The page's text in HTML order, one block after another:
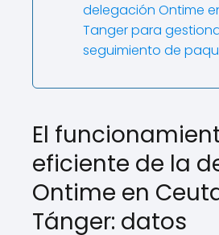
delegación Ontime
Tanger para
seguimiento de
El
eficiente de la
Ontime en
Tánger: datos